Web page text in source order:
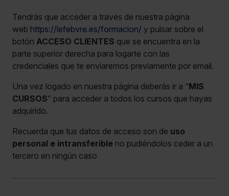
Tendrás que acceder a través de nuestra página
web https://lefebvre.es/formacion/ y pulsar sobre el
botón ACCESO CLIENTES que se encuentra en la
parte superior derecha para logarte con las
credenciales que te enviaremos previamente por email.
Una vez logado en nuestra página deberás ir a “MIS
CURSOS” para acceder a todos los cursos que hayas
adquirido.
Recuerda que tus datos de acceso son de uso
personal e intransferible no pudiéndolos ceder a un
tercero en ningún caso